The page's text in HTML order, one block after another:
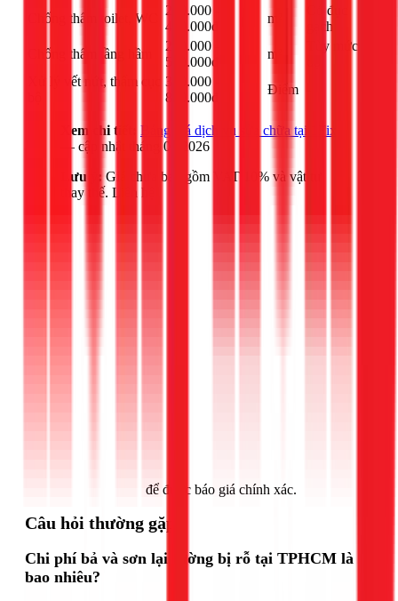
Chống thấm toilet, WC
200.000 -
400.000đ
m²
Có đục
gạch
Chống thấm tầng hầm
250.000 -
500.000đ
m²
Tùy mức
Xử lý vết nứt, thấm cục
300.000 -
800.000đ
Điểm
Xem chi tiết:
Bảng giá dịch vụ sửa chữa tại 1Fix
— cập nhật tháng 03/2026
Lưu ý: Giá chưa bao gồm VAT 10% và vật tư
thay thế. Liên hệ
để được báo giá chính xác.
Câu hỏi thường gặp
Chi phí bả và sơn lại tường bị rỗ tại TPHCM là
bao nhiêu?